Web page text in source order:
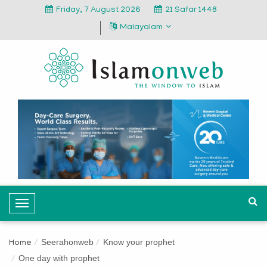
Friday, 7 August 2026
21 Safar 1448
Malayalam
T
o
g
l
Home Seerahonweb
Know your prophet
One day with prophet